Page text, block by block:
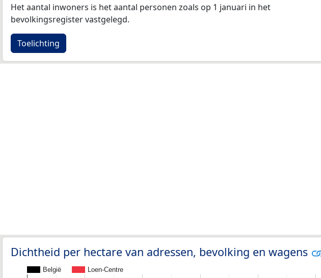
Het aantal inwoners is het aantal personen zoals op 1 januari in het
bevolkingsregister vastgelegd.
Toelichting
Dichtheid per hectare van adressen, bevolking en wagens
België Loen-Centre